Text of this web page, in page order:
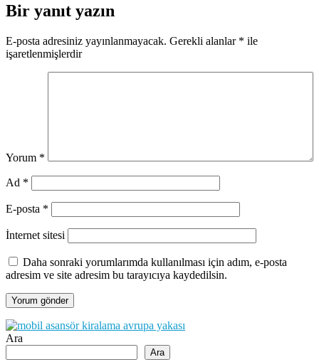
Bir yanıt yazın
E-posta adresiniz yayınlanmayacak. Gerekli alanlar * ile
işaretlenmişlerdir
Yorum *
Ad *
E-posta *
İnternet sitesi
Daha sonraki yorumlarımda kullanılması için adım, e-posta
adresim ve site adresim bu tarayıcıya kaydedilsin.
Ara
Ara